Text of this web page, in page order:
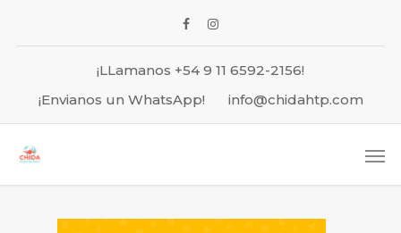
¡LLamanos +54 9 11 6592-2156!
¡Envianos un WhatsApp!
info@chidahtp.com